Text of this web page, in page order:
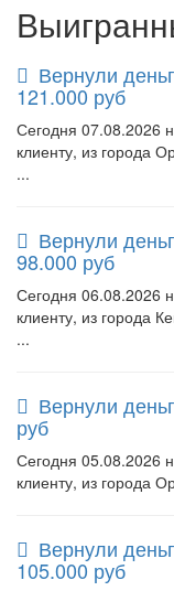
Вернули
121.000 руб
Сегодня 07.08.2026
клиенту, из города
...
Вернули
98.000 руб
Сегодня 06.08.2026
клиенту, из города
...
Вернули
руб
Сегодня 05.08.2026
клиенту, из города
Вернули
105.000 руб